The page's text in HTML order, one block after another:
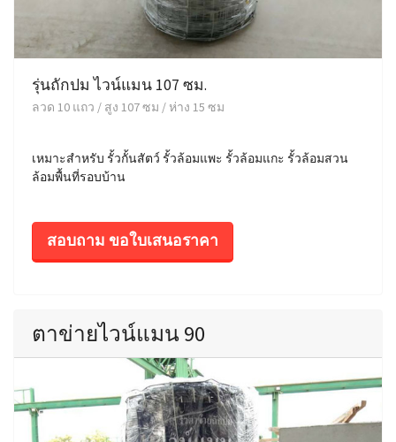
รุ่นถักปม ไวน์แมน 107 ซม.
ลวด 10 แถว / สูง 107 ซม / ห่าง 15 ซม
เหมาะสำหรับ รั้วกั้นสัตว์ รั้วล้อมแพะ รั้วล้อมแกะ รั้วล้อมสวน
ล้อมพื้นที่รอบบ้าน
สอบถาม ขอใบเสนอราคา
ตาข่ายไวน์แมน 90